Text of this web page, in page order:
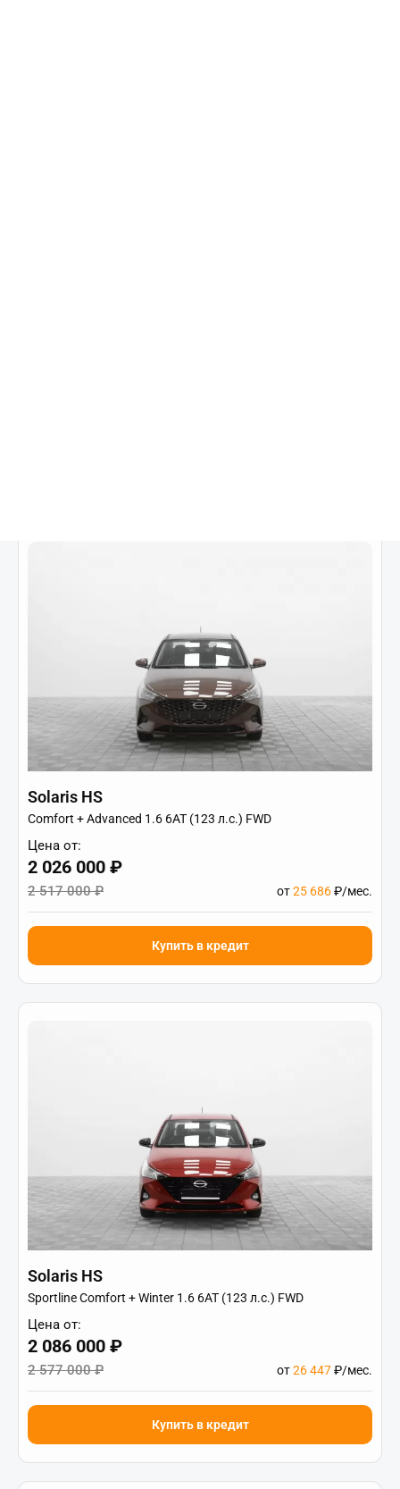
Solaris HS
Comfort + Advanced 1.6 6AT (123 л.с.) FWD
Цена от:
2 026 000 ₽
2 517 000 ₽ от25 686₽/мес.
Купить в кредит
Solaris HS
Sportline Comfort + Winter 1.6 6AT (123 л.с.) FWD
Цена от:
2 086 000 ₽
2 577 000 ₽ от26 447₽/мес.
Купить в кредит